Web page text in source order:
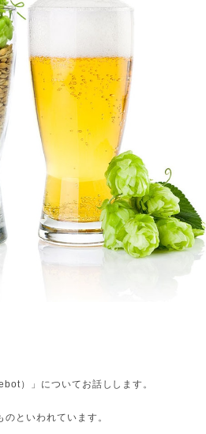
）」についてお話しします。
といわれています。